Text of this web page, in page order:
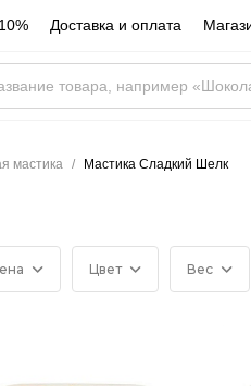
Доставка и оплата
мастика Мастика Сладкий Шелк
Цвет Вес